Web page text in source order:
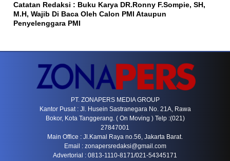
Catatan Redaksi : Buku Karya DR.Ronny F.Sompie, SH,
M.H, Wajib Di Baca Oleh Calon PMI Ataupun
Penyelenggara PMI
PT. ZONAPERS MEDIA GROUP
Kantor Pusat : Jl. Husein Sastranegara No. 21A, Rawa
Bokor, Kota Tanggerang. ( On Moving ) Telp :(021)
27847001
Main Office : Jl.Kamal Raya no.56, Jakarta Barat.
Email : zonapersredaksi@gmail.com
Advertorial : 0813-1110-8171/021-54345171